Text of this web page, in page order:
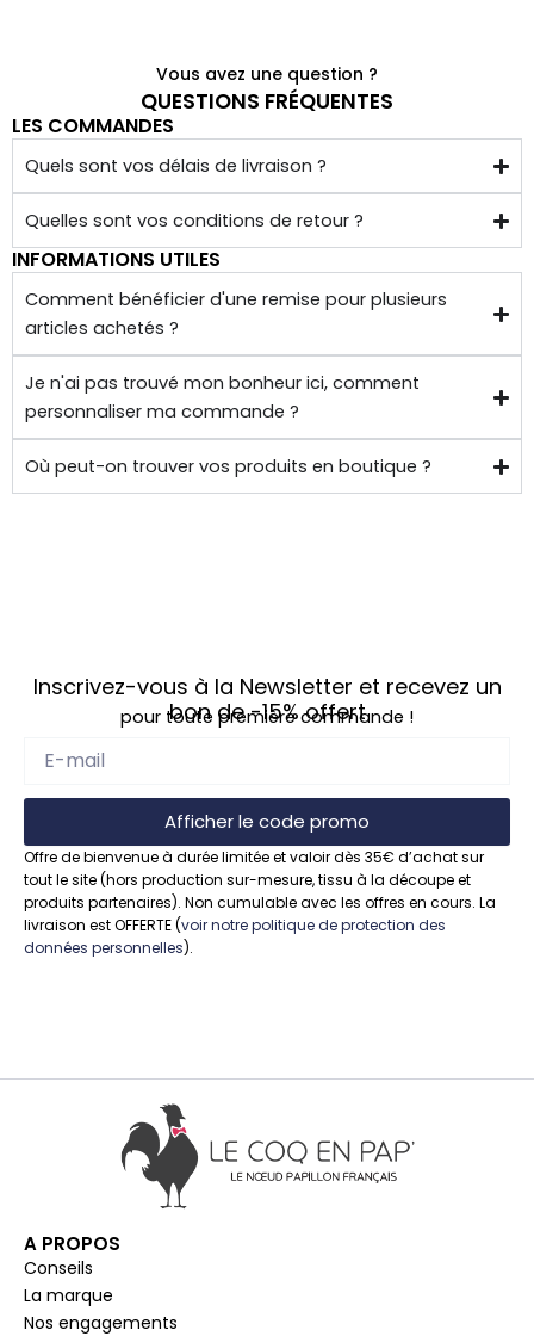
Vous avez une question ?
QUESTIONS FRÉQUENTES
LES COMMANDES
Quels sont vos délais de livraison ?
Quelles sont vos conditions de retour ?
INFORMATIONS UTILES
Comment bénéficier d'une remise pour plusieurs
articles achetés ?
Je n'ai pas trouvé mon bonheur ici, comment
personnaliser ma commande ?
Où peut-on trouver vos produits en boutique ?
Inscrivez-vous à la Newsletter et recevez un
bon de -15% offert
pour toute première commande !
Afficher le code promo
Offre de bienvenue à durée limitée et valoir dès 35€ d’achat sur
tout le site (hors production sur-mesure, tissu à la découpe et
produits partenaires). Non cumulable avec les offres en cours. La
livraison est OFFERTE (voir notre politique de protection des
données personnelles).
A PROPOS
Conseils
La marque
Nos engagements